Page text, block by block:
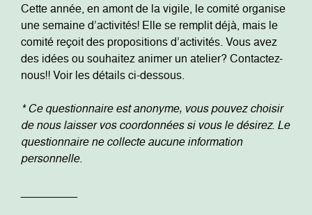
Cette année, en amont de la vigile, le comité organise
une semaine d’activités! Elle se remplit déjà, mais le
comité reçoit des propositions d’activités. Vous avez
des idées ou souhaitezanimer un atelier? Contactez-
nous!! Voir les détails ci-dessous.
* Ce questionnaire est anonyme, vous pouvez choisir
de nous laisser vos coordonnées si vous le désirez. Le
questionnaire ne collecte aucune information
personnelle.